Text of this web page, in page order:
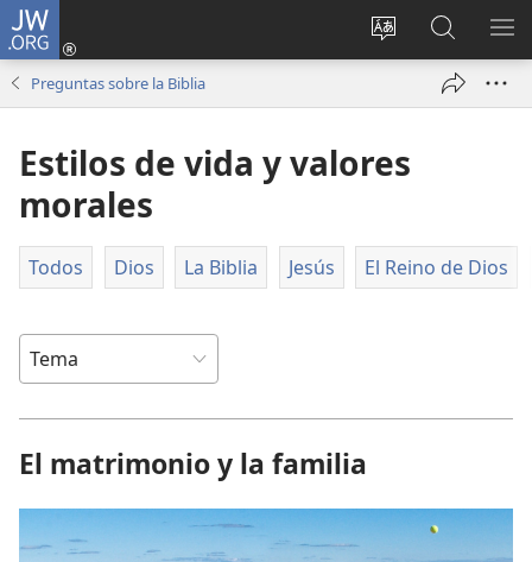
JW.ORG
Cambiar
del sitio
Iniciar
sesión
ventana)
en
jw.org
Preguntas sobre la Biblia
Estilos de vida y valores
morales
Todos Dios La Biblia Jesús El Reino de Dios
El matrimonio y la familia